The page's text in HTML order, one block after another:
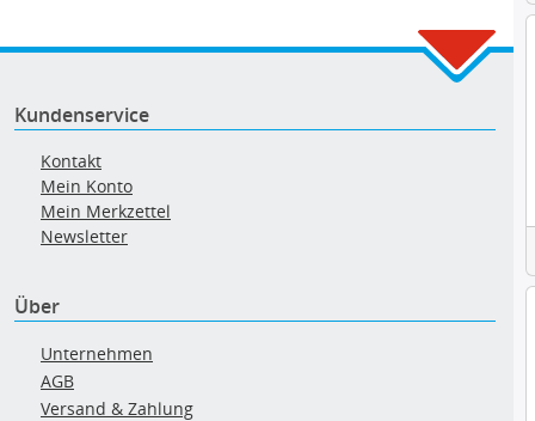
Kundenservice
Kontakt
Mein Konto
Mein Merkzettel
Newsletter
Über
Unternehmen
AGB
Versand & Zahlung